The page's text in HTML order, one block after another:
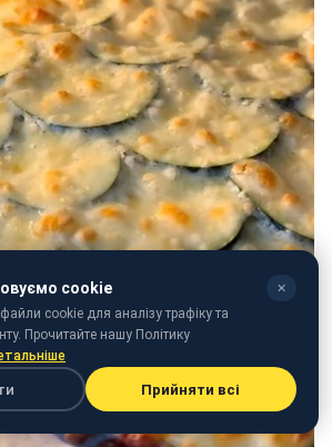
cookie ✕
cookie для аналізу трафіку та
Прочитайте нашу Політику
Прийняти всі